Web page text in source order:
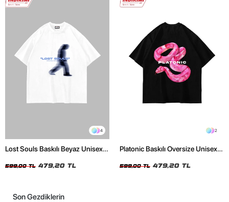
4
Lost Souls Baskılı Beyaz Unisex
599,00 TL 479,20 TL
2
Platonic Baskılı Oversize Unisex
599,00 TL 479,20 TL
Son Gezdiklerin